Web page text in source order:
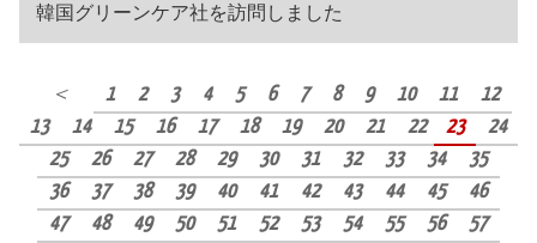
韓国グリーンケア社を訪問しました
＜ 1 2 3 4 5 6 7 8 9 10 11
12
13
14 15 16 17 18 19 20 21 22 23
24
25
26 27 28 29 30 31 32 33 34
35
36
37 38 39 40 41 42 43 44 45
46
47
48 49 50 51 52 53 54 55 56
57